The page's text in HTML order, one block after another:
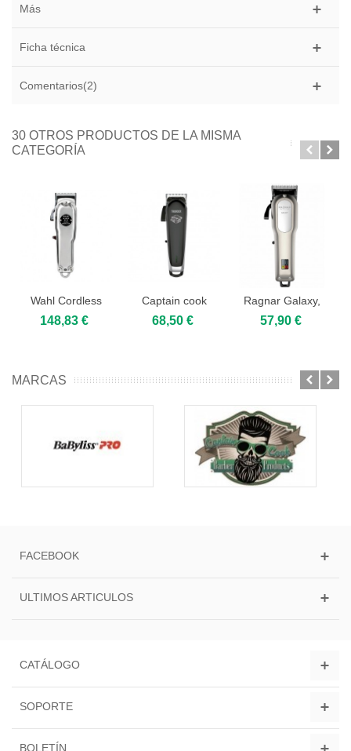
Más
Ficha técnica
Comentarios(2)
30 OTROS PRODUCTOS DE LA MISMA
CATEGORÍA
Wahl Cordless
Magic Clip
148,83 €
Captain cook
Thunder,
68,50 €
Ragnar Galaxy,
máquina de
57,90 €
MARCAS
FACEBOOK
ULTIMOS ARTICULOS
CATÁLOGO
SOPORTE
BOLETÍN